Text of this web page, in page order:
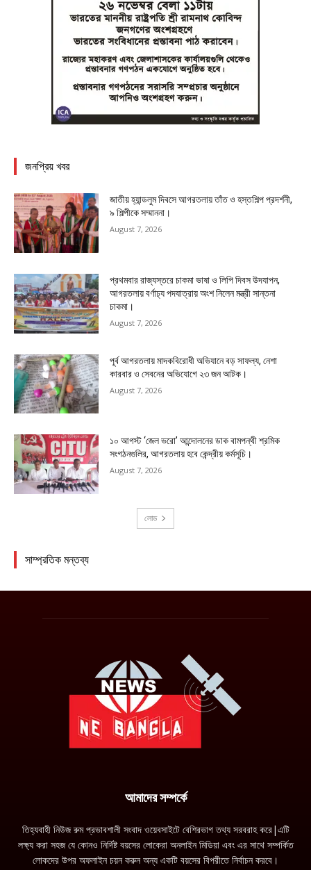
আমাদের সম্পর্কে
তিহ্যবাহী নিউজ রুম প্রভাবশালী সংবাদ ওয়েবসাইটে বেশিরভাগ তথ্য সরবরাহ করে|এটি
লক্ষ্য করা সহজ যে কোনও নির্দিষ্ট বয়সের লোকেরা অনলাইন মিডিয়া এবং এর সাথে সম্পর্কিত
লোকদের উপর অফলাইন চয়ন করুন অন্য একটি বয়সের বিপরীতে নির্বাচন করবে।